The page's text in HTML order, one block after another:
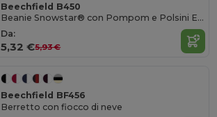
Beechfield B450
Beanie Snowstar® con Pompom e Polsini Elasticizzati
Da:
5,32 €5,93 €
Beechfield BF456
Berretto con fiocco di neve